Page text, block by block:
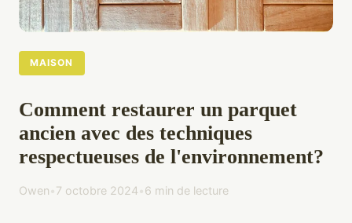
MAISON
Comment restaurer un parquet
ancien avec des techniques
respectueuses de l'environnement?
Owen•7 octobre 2024•6 min de lecture